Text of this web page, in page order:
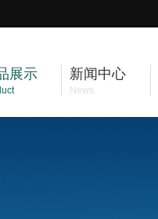
展示 新闻中心
News